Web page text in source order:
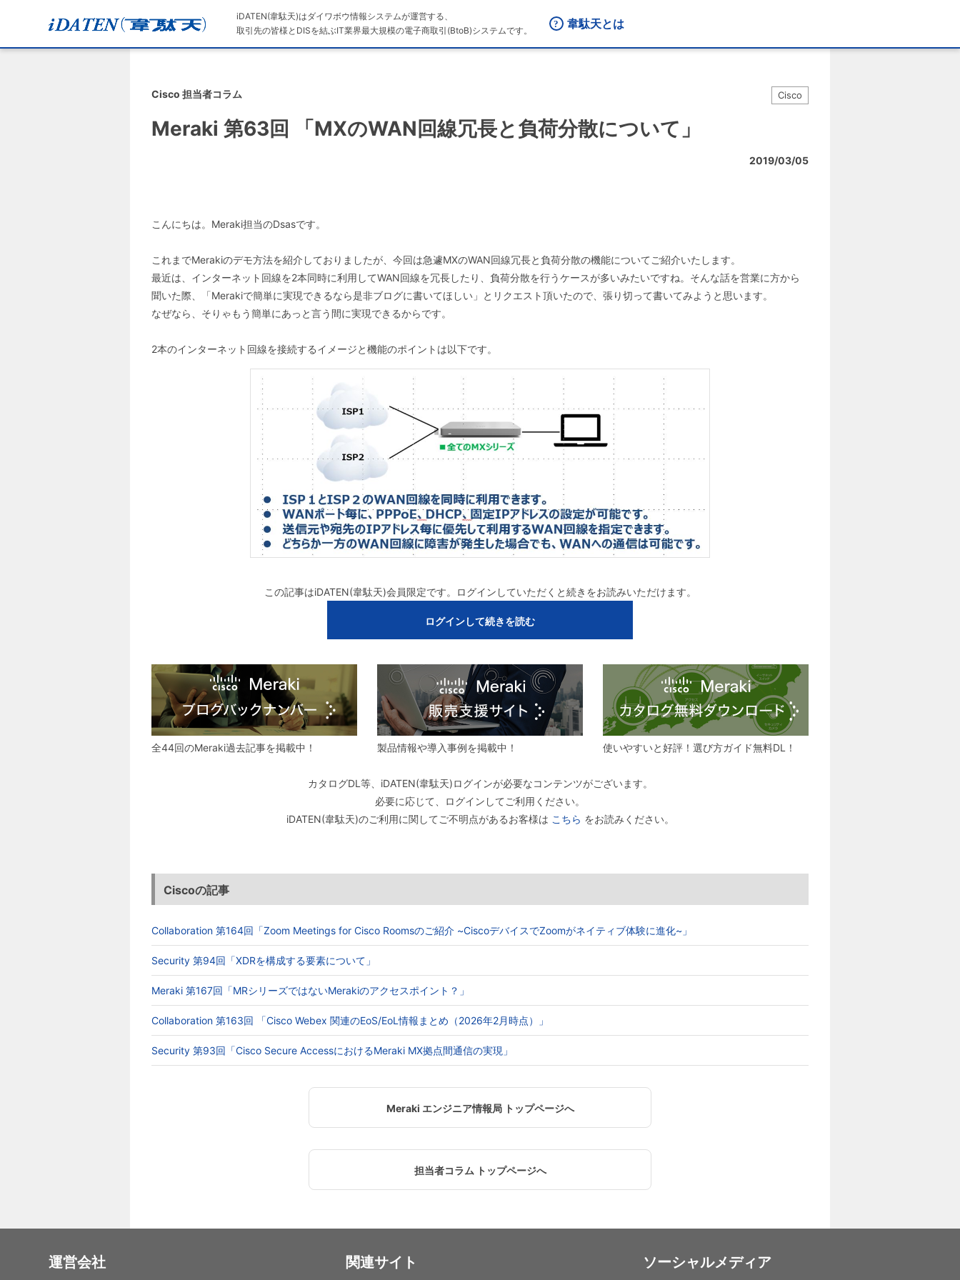
iDATEN(韋駄天)はダイワボウ情報システムが運営する、
取引先の皆様とDISを結ぶIT業界最大規模の電子商取引(BtoB)システムです。
韋駄天とは
Cisco 担当者コラム Cisco
Meraki 第63回 「MXのWAN回線冗長と負荷分散について」
2019/03/05
こんにちは。Meraki担当のDsasです。
これまでMerakiのデモ方法を紹介しておりましたが、今回は急遽MXのWAN回線冗長と負荷分散の機能についてご紹介いたします。
最近は、インターネット回線を2本同時に利用してWAN回線を冗長したり、負荷分散を行うケースが多いみたいですね。そんな話を営業に方から
聞いた際、「Merakiで簡単に実現できるなら是非ブログに書いてほしい」とリクエスト頂いたので、張り切って書いてみようと思います。
なぜなら、そりゃもう簡単にあっと言う間に実現できるからです。
2本のインターネット回線を接続するイメージと機能のポイントは以下です。
この記事はiDATEN(韋駄天)会員限定です。ログインしていただくと続きをお読みいただけます。
ログインして続きを読む
全44回のMeraki過去記事を掲載中！ 製品情報や導入事例を掲載中！ 使いやすいと好評！選び方ガイド無料DL！
カタログDL等、iDATEN(韋駄天)ログインが必要なコンテンツがございます。
必要に応じて、ログインしてご利用ください。
iDATEN(韋駄天)のご利用に関してご不明点があるお客様は こちら をお読みください。
Ciscoの記事
Collaboration 第164回「Zoom Meetings for Cisco Roomsのご紹介 ~CiscoデバイスでZoomがネイティブ体験に進化~」
Security 第94回「XDRを構成する要素について」
Meraki 第167回「MRシリーズではないMerakiのアクセスポイント？」
Collaboration 第163回 「Cisco Webex 関連のEoS/EoL情報まとめ（2026年2月時点）」
Security 第93回「Cisco Secure AccessにおけるMeraki MX拠点間通信の実現」
Meraki エンジニア情報局 トップページへ
担当者コラム トップページへ
運営会社 関連サイト ソーシャルメディア